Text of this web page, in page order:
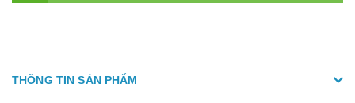
THÔNG TIN SẢN PHẨM